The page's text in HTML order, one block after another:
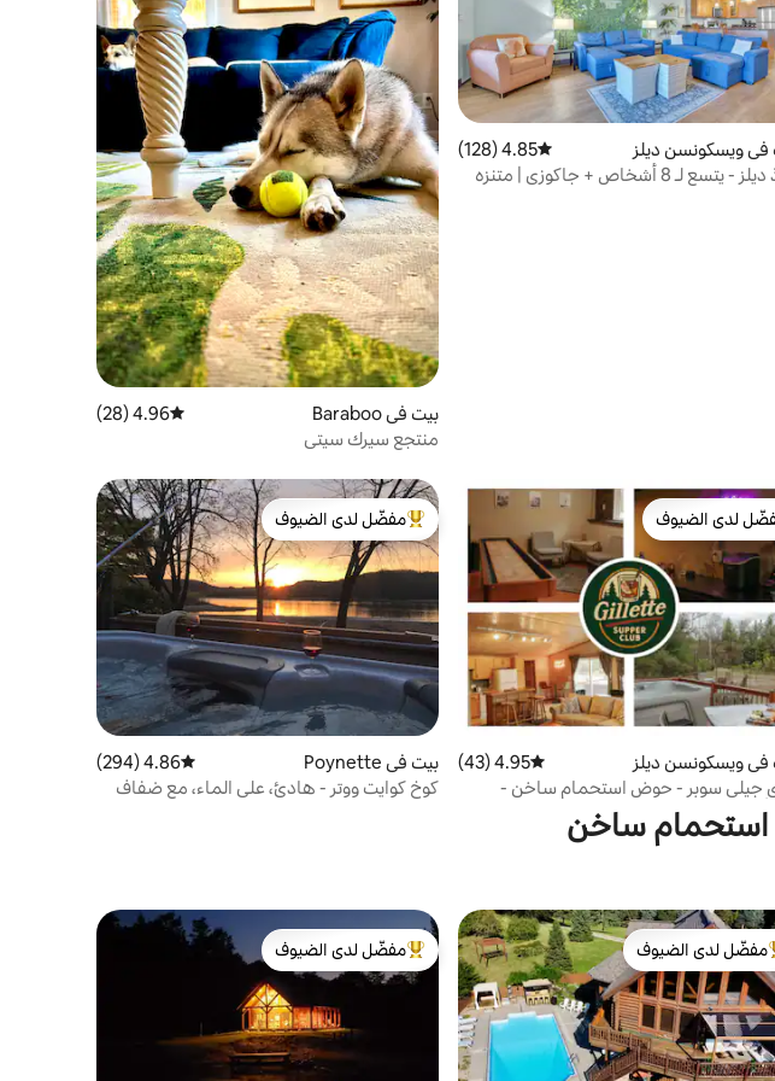
في ويسكونسن ديلز متوسط التقييم 4.85 من 5، 128 مراجعات
4.85 (128)
ملاذ ديلز - يتسع لـ 8 أشخاص + جاكوزي | متنزه
بيت في Baraboo متوسط التقييم 4.96 من 5، 28 مراجعات
4.96 (28)
منتجع سيرك سيتي
مفضّل لدى الضيوف
لدى الضيوف
في ويسكونسن ديلز متوسط التقييم 4.95 من 5، 43 مراجعات
4.95 (43)
جيلي سوبر - حوض استحمام ساخن -
خارجية -
من أبرز البيوت المفضّلة لدى الضيوف
مفضّل لدى الضيوف
بيت في Poynette متوسط التقييم 4.86 من 5، 294 مراجعات
4.86 (294)
كوخ كوايت ووتر - هادئ، على الماء، مع ضفاف
استحمام ساخن
أبرز البيوت المفضّلة لدى الضيوف
مفضّل لدى الضيوف
من أبرز البيوت المفضّلة لدى الضيوف
مفضّل لدى الضيوف